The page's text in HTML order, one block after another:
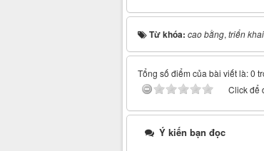
Từ khóa: cao bằng, triển khai
Tổng số điểm của bài viết là: 0
Click để
Ý kiến bạn đọc